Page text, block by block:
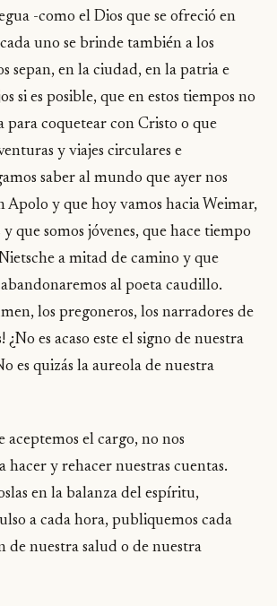
-como el Dios que se ofreció en
uno se brinde también a los
sepan, en la ciudad, en la patria e
si es posible, que en estos tiempos no
para coquetear con Cristo o que
y viajes circulares e
saber al mundo que ayer nos
Apolo y que hoy vamos hacia Weimar,
y que somos jóvenes, que hace tiempo
a mitad de camino y que
al poeta caudillo.
los pregoneros, los narradores de
¿No es acaso este el signo de nuestra
es quizás la aureola de nuestra
aceptemos el cargo, no nos
hacer y rehacer nuestras cuentas.
en la balanza del espíritu,
a cada hora, publiquemos cada
de nuestra salud o de nuestra